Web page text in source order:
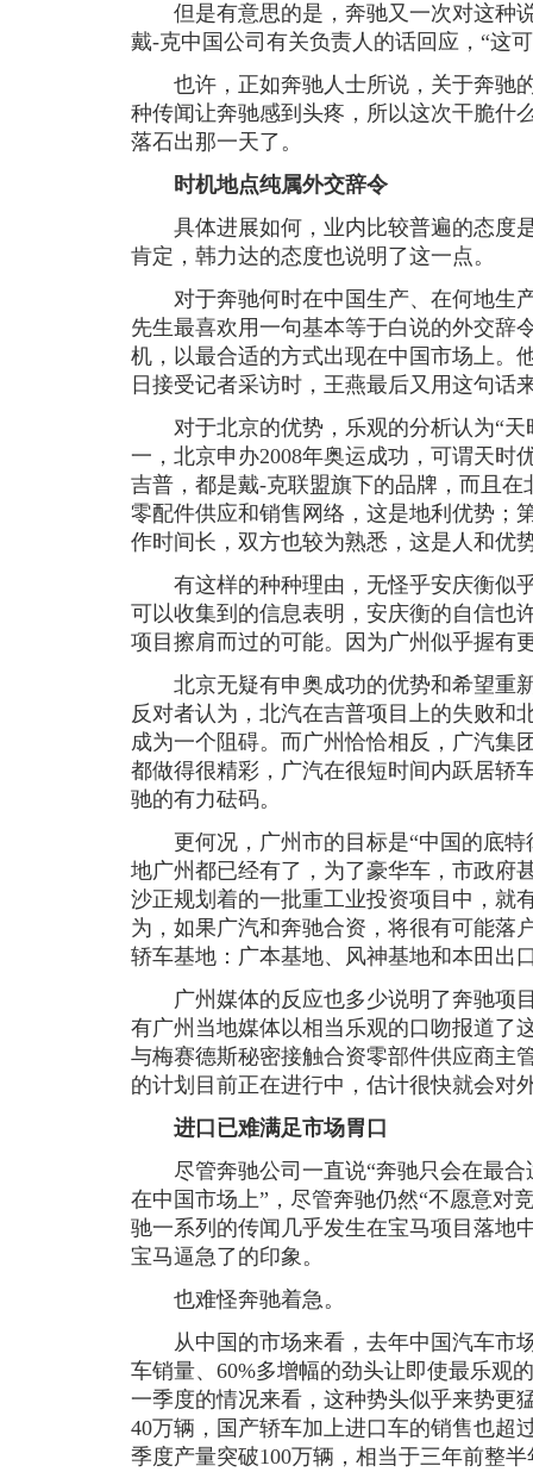
但是有意思的是，奔驰又一次对这种
戴-克中国公司有关负责人的话回应，“这
也许，正如奔驰人士所说，关于奔驰的
种传闻让奔驰感到头疼，所以这次干脆什
落石出那一天了。
时机地点纯属外交辞令
具体进展如何，业内比较普遍的态度
肯定，韩力达的态度也说明了这一点。
对于奔驰何时在中国生产、在何地生
先生最喜欢用一句基本等于白说的外交辞
机，以最合适的方式出现在中国市场上。
日接受记者采访时，王燕最后又用这句话
对于北京的优势，乐观的分析认为“天
一，北京申办2008年奥运成功，可谓天时
吉普，都是戴-克联盟旗下的品牌，而且
零配件供应和销售网络，这是地利优势；
作时间长，双方也较为熟悉，这是人和优
有这样的种种理由，无怪乎安庆衡似
可以收集到的信息表明，安庆衡的自信也
项目擦肩而过的可能。因为广州似乎握有
北京无疑有申奥成功的优势和希望重
反对者认为，北汽在吉普项目上的失败和
成为一个阻碍。而广州恰恰相反，广汽集
都做得很精彩，广汽在很短时间内跃居轿
驰的有力砝码。
更何况，广州市的目标是“中国的底特
地广州都已经有了，为了豪华车，市政府
沙正规划着的一批重工业投资项目中，就
为，如果广汽和奔驰合资，将很有可能落
轿车基地：广本基地、风神基地和本田出
广州媒体的反应也多少说明了奔驰项
有广州当地媒体以相当乐观的口吻报道了
与梅赛德斯秘密接触合资零部件供应商主
的计划目前正在进行中，估计很快就会对
进口已难满足市场胃口
尽管奔驰公司一直说“奔驰只会在最合
在中国市场上”，尽管奔驰仍然“不愿意对
驰一系列的传闻几乎发生在宝马项目落地
宝马逼急了的印象。
也难怪奔驰着急。
从中国的市场来看，去年中国汽车市
车销量、60%多增幅的劲头让即使最乐观
一季度的情况来看，这种势头似乎来势更
40万辆，国产轿车加上进口车的销售也超
季度产量突破100万辆，相当于三年前整